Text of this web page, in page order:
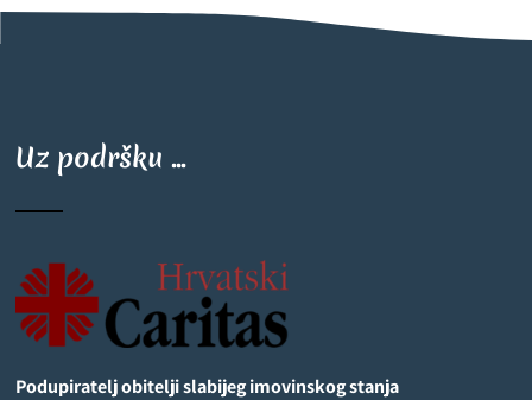
Uz podršku ...
Podupiratelj obitelji slabijeg imovinskog stanja